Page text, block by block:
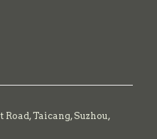
Road,Taicang,Suzhou,